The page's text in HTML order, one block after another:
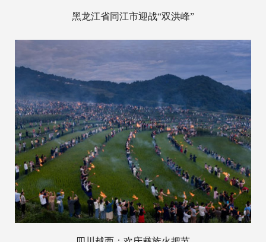
黑龙江省同江市迎战“双洪峰”